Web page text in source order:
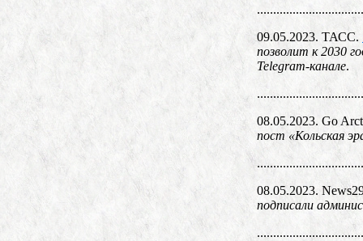
09.05.2023. ТАСС.
позволит к 2030
Telegram-канале.
08.05.2023. Go
пост «Кольская
08.05.2023.
подписали